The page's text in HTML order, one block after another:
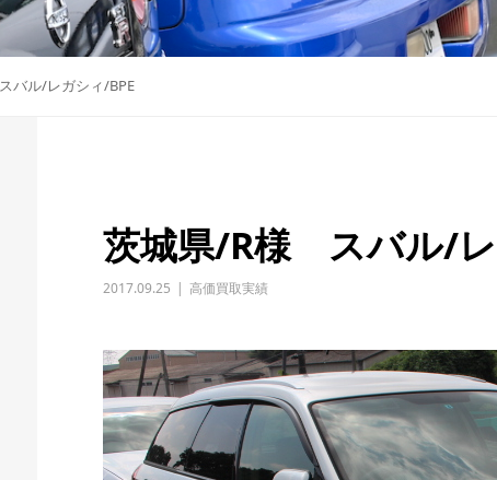
バル/レガシィ/BPE
茨城県/R様 スバル/
2017.09.25 高価買取実績